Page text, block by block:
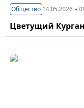
Общество 14.05.2026 в
Цветущий Курган